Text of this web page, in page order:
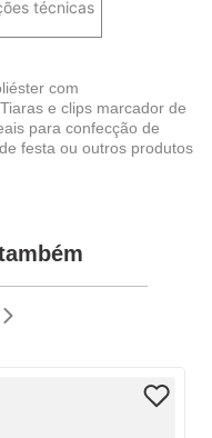
técnicas
com
e clips marcador de
para confecção de
festa ou outros produtos